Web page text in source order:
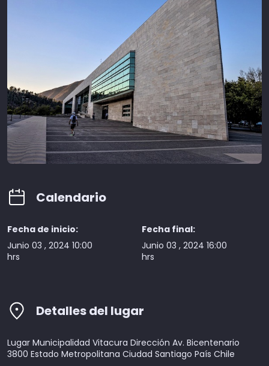
Calendario
Fecha de inicio:
Junio 03 , 2024 10:00
hrs
Fecha final:
Junio 03 , 2024 16:00
hrs
Detalles del lugar
Lugar Municipalidad Vitacura Dirección Av. Bicentenario
3800 Estado Metropolitana Ciudad Santiago País Chile